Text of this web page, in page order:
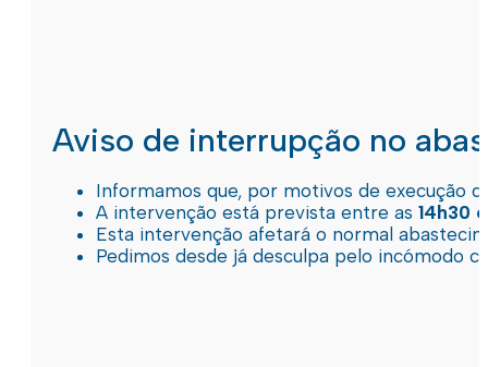
Aviso de interrupção no
Informamos que, por motivos de execução
A intervenção está prevista entre as 14h30
Esta intervenção afetará o normal
Pedimos desde já desculpa pelo incómodo